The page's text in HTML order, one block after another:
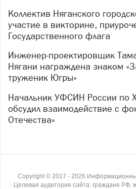
Коллектив Няганского городского суда принял
участие в викторине,
Государственного флага
Инженер-проектировщик Тамара Нохрина из
Нягани награждена знаком
труженик Югры»
Начальник УФСИН России по ХМАО – Югре
обсудил взаимодействие с
Отечества»
Copyright © 2017 - 2026
Целевая аудитория сайта: граждане РФ,